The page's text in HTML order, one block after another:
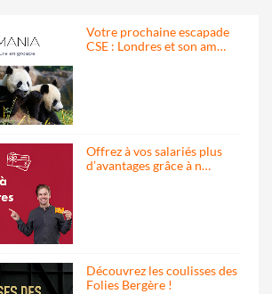
Votre prochaine escapade
CSE : Londres et son am…
Offrez à vos salariés plus
d’avantages grâce à n…
Découvrez les coulisses des
Folies Bergère !